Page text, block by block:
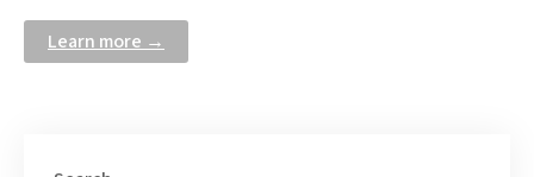
Learn more →